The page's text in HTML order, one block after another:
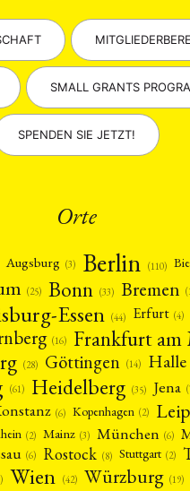
SMALL GRANTS
SPENDEN SIE JETZT!
Orte
Augsburg (3) Berlin (110)
(25) Bonn (33) Bremen
Essen (44) Erfurt (4)
(16) Frankfurt am
(28) Göttingen (14) Halle
(61) Heidelberg (35) Jena
(6) Kopenhagen (2)
(2) Mainz (3) München (6)
(6) Rostock (8) Stuttgart (2)
Wien (42) Würzburg (19)